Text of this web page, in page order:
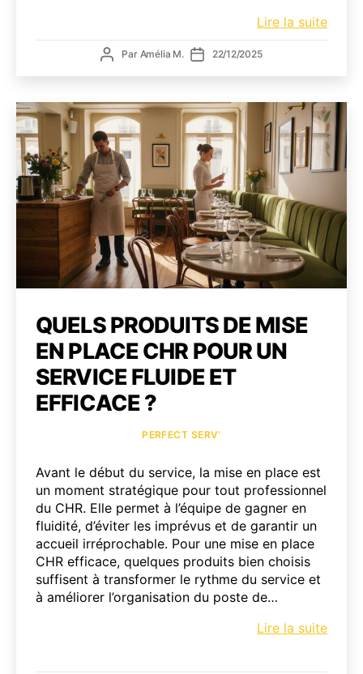
Lire la suite
CHR
allier
et
AuteurPar Amélia M. Date
22/12/2025
QUELS PRODUITS DE MISE
EN PLACE CHR POUR UN
SERVICE FLUIDE ET
EFFICACE ?
PERFECT SERV’
Avant le début du service, la mise en place est
un moment stratégique pour tout professionnel
du CHR. Elle permet à l’équipe de gagner en
fluidité, d’éviter les imprévus et de garantir un
accueil irréprochable. Pour une mise en place
CHR efficace, quelques produits bien choisis
suffisent à transformer le rythme du service et
à améliorer l’organisation du poste de…
Lire la suiteQuels